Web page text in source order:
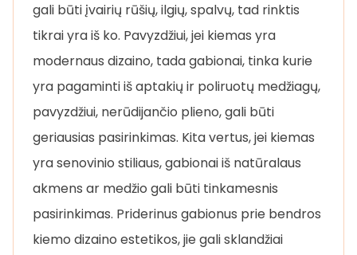
gali būti įvairių rūšių, ilgių, spalvų, tad rinktis
tikrai yra iš ko. Pavyzdžiui, jei kiemas yra
modernaus dizaino, tada gabionai, tinka kurie
yra pagaminti iš aptakių ir poliruotų medžiagų,
pavyzdžiui, nerūdijančio plieno, gali būti
geriausias pasirinkimas. Kita vertus, jei kiemas
yra senovinio stiliaus, gabionai iš natūralaus
akmens ar medžio gali būti tinkamesnis
pasirinkimas. Priderinus gabionus prie bendros
kiemo dizaino estetikos, jie gali sklandžiai